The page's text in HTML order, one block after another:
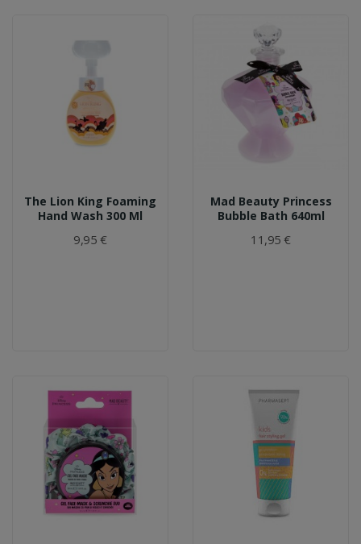
The Lion King Foaming
Hand Wash 300 Ml
9,95 €
Mad Beauty Princess
Bubble Bath 640ml
11,95 €